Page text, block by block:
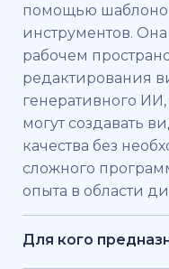
помощью
инструментов.
рабочем
редактирования
генеративного
могут создавать
качества без
сложного
опыта в области
Для кого